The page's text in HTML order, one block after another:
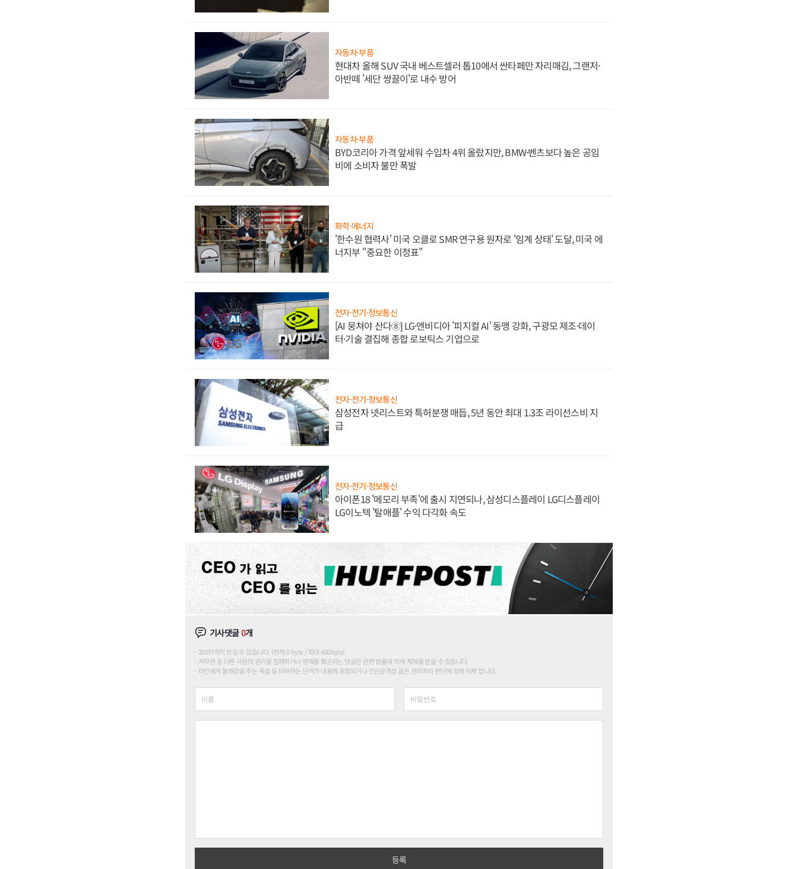
자동차·부품
현대차 올해 SUV 국내 베스트셀러 톱10에서 싼타페만 자리매김, 그랜저·
아반떼 '세단 쌍끌이'로 내수 방어
자동차·부품
BYD코리아 가격 앞세워 수입차 4위 올랐지만, BMW·벤츠보다 높은 공임
비에 소비자 불만 폭발
화학·에너지
'한수원 협력사' 미국 오클로 SMR 연구용 원자로 '임계 상태' 도달, 미국 에
너지부 "중요한 이정표"
전자·전기·정보통신
[AI 뭉쳐야 산다⑧] LG·엔비디아 '피지컬 AI' 동맹 강화, 구광모 제조·데이
터·기술 결집해 종합 로보틱스 기업으로
전자·전기·정보통신
삼성전자 넷리스트와 특허분쟁 매듭, 5년 동안 최대 1.3조 라이선스비 지
급
전자·전기·정보통신
아이폰18 '메모리 부족'에 출시 지연되나, 삼성디스플레이 LG디스플레이
LG이노텍 '탈애플' 수익 다각화 속도
기사댓글0개
200자까지 쓰실 수 있습니다. (현재 0 byte / 최대 400byte)
저작권 등 다른 사람의 권리를 침해하거나 명예를 훼손하는 댓글은 관련 법률에 의해 제재를 받을 수 있습니다.
타인에게 불쾌감을 주는 욕설 등 비하하는 단어가 내용에 포함되거나 인신공격성 글은 관리자의 판단에 의해 삭제 합니다.